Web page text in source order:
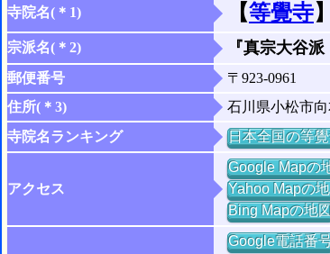
寺院名(＊1) 【等覺寺】
宗派名(＊2) 『真宗大谷派
郵便番号
〒923-0961
住所(＊3)
石川県小松市
寺院名ランキング
日本全国の等
アクセス
Google Mapの
Yahoo Mapの
Bing Mapの地
Google電話番